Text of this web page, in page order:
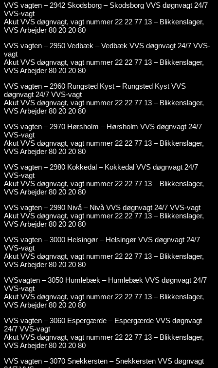
VVS vagten – 2942 Skodsborg – Skodsborg VVS døgnvagt 24/7
VVS-vagt
Akut VVS døgnvagt, vagt nummer 22 22 77 13 – Blikkenslager,
VVS Arbejder 80 20 20 80
VVS vagten – 2950 Vedbæk – Vedbæk VVS døgnvagt 24/7 VVS-
vagt
Akut VVS døgnvagt, vagt nummer 22 22 77 13 – Blikkenslager,
VVS Arbejder 80 20 20 80
VVS vagten – 2960 Rungsted Kyst – Rungsted Kyst VVS
døgnvagt 24/7 VVS-vagt
Akut VVS døgnvagt, vagt nummer 22 22 77 13 – Blikkenslager,
VVS Arbejder 80 20 20 80
VVS vagten – 2970 Hørsholm – Hørsholm VVS døgnvagt 24/7
VVS-vagt
Akut VVS døgnvagt, vagt nummer 22 22 77 13 – Blikkenslager,
VVS Arbejder 80 20 20 80
VVS vagten – 2980 Kokkedal – Kokkedal VVS døgnvagt 24/7
VVS-vagt
Akut VVS døgnvagt, vagt nummer 22 22 77 13 – Blikkenslager,
VVS Arbejder 80 20 20 80
VVS vagten – 2990 Nivå – Nivå VVS døgnvagt 24/7 VVS-vagt
Akut VVS døgnvagt, vagt nummer 22 22 77 13 – Blikkenslager,
VVS Arbejder 80 20 20 80
VVS vagten – 3000 Helsingør – Helsingør VVS døgnvagt 24/7
VVS-vagt
Akut VVS døgnvagt, vagt nummer 22 22 77 13 – Blikkenslager,
VVS Arbejder 80 20 20 80
VVSvagten – 3050 Humlebæk – Humlebæk VVS døgnvagt 24/7
VVS-vagt
Akut VVS døgnvagt, vagt nummer 22 22 77 13 – Blikkenslager,
VVS Arbejder 80 20 20 80
VVS vagten – 3060 Espergærde – Espergærde VVS døgnvagt
24/7 VVS-vagt
Akut VVS døgnvagt, vagt nummer 22 22 77 13 – Blikkenslager,
VVS Arbejder 80 20 20 80
VVS vagten – 3070 Snekkersten – Snekkersten VVS døgnvagt